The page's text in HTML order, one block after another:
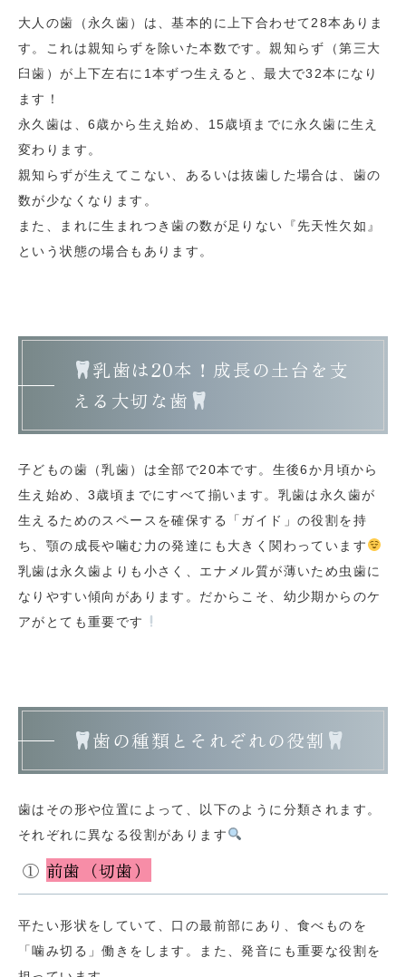
大人の歯（永久歯）は、基本的に上下合わせて28本ありま
す。これは親知らずを除いた本数です。親知らず（第三大
臼歯）が上下左右に1本ずつ生えると、最大で32本になり
ます！
永久歯は、6歳から生え始め、15歳頃までに永久歯に生え
変わります。
親知らずが生えてこない、あるいは抜歯した場合は、歯の
数が少なくなります。
また、まれに生まれつき歯の数が足りない『先天性欠如』
という状態の場合もあります。
乳歯は20本！成長の土台を支
える大切な歯
子どもの歯（乳歯）は全部で20本です。生後6か月頃から
生え始め、3歳頃までにすべて揃います。乳歯は永久歯が
生えるためのスペースを確保する「ガイド」の役割を持
ち、顎の成長や噛む力の発達にも大きく関わっています
乳歯は永久歯よりも小さく、エナメル質が薄いため虫歯に
なりやすい傾向があります。だからこそ、幼少期からのケ
アがとても重要です
歯の種類とそれぞれの役割
歯はその形や位置によって、以下のように分類されます。
それぞれに異なる役割があります
① 前歯（切歯）
平たい形状をしていて、口の最前部にあり、食べものを
「噛み切る」働きをします。また、発音にも重要な役割を